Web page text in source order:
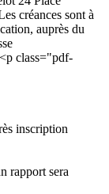
créances sont à
auprès du
class="pdf-
inscription
rapport sera